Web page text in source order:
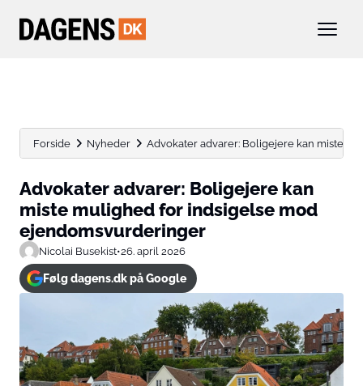
Forside Nyheder Advokater advarer: Boligejere kan miste
Advokater advarer: Boligejere kan
miste mulighed for indsigelse mod
ejendomsvurderinger
Nicolai Busekist•26. april 2026
Følg dagens.dk på Google